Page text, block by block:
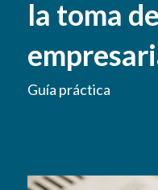
la toma
Guía práctica